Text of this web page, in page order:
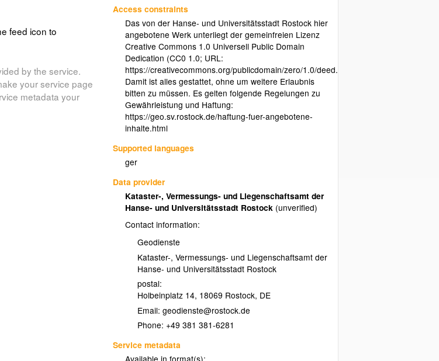
Access constraints
Das von der Hanse- und Universitätsstadt Rostock hier
angebotene Werk unterliegt der gemeinfreien Lizenz
Creative Commons 1.0 Universell Public Domain
Dedication (CC0 1.0; URL:
https://creativecommons.org/publicdomain/zero/1.0/deed.de).
Damit ist alles gestattet, ohne um weitere Erlaubnis
bitten zu müssen. Es gelten folgende Regelungen zu
Gewährleistung und Haftung:
https://geo.sv.rostock.de/haftung-fuer-angebotene-
inhalte.html
Supported languages
ger
Data provider
Kataster-, Vermessungs- und Liegenschaftsamt der
Hanse- und Universitätsstadt Rostock (unverified)
Contact information:
Geodienste
Kataster-, Vermessungs- und Liegenschaftsamt der
Hanse- und Universitätsstadt Rostock
postal:
Holbeinplatz 14, 18069 Rostock, DE
Email:
Phone: +49 381 381-6281
Service metadata
Available in format(s):
feed icon to
by the service.
your service page
metadata your